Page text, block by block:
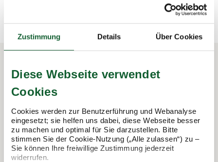
Zustimmung Details Über Cookies
Diese Webseite verwendet
Cookies
Cookies werden zur Benutzerführung und Webanalyse
eingesetzt; sie helfen uns dabei, diese Webseite besser
zu machen und optimal für Sie darzustellen. Bitte
stimmen Sie der Cookie-Nutzung („Alle zulassen“) zu –
Sie können Ihre freiwillige Zustimmung jederzeit
widerrufen.
In 3 Schritten zur Steuererklärung.
So funktioniert's: